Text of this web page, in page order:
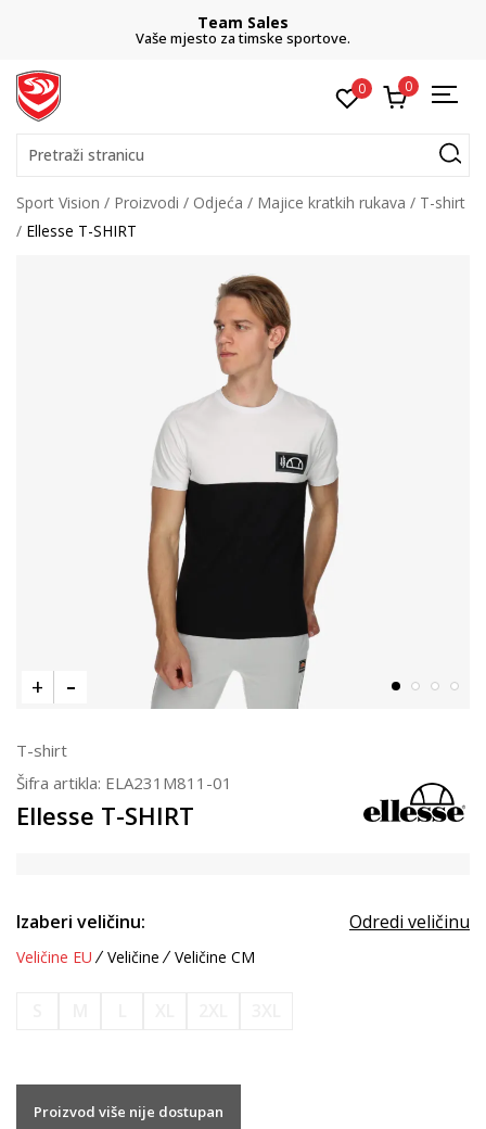
Team Sales
Vaše mjesto za timske sportove.
0 0
Pretraži stranicu
Sport Vision Proizvodi Odjeća Majice kratkih rukava
T-shirt
Ellesse T-SHIRT
T-shirt
Šifra artikla: ELA231M811-01
Ellesse T-SHIRT
Izaberi veličinu: Odredi veličinu
Veličine EU Veličine Veličine CM
Proizvod više nije dostupan